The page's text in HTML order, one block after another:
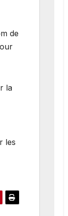
de
la
les